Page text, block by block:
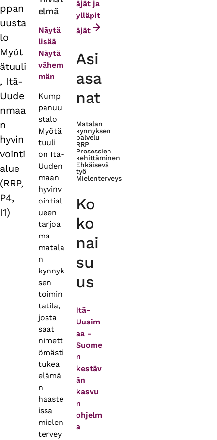
tabs
ppan
uusta
lo
Myöt
ätuuli
, Itä-
Uude
nmaa
n
hyvin
vointi
alue
(RRP,
P4,
I1)
elmä
Näytä
lisää
Näytä
vähem
män
Kump
panuu
stalo
Myötä
tuuli
on Itä-
Uuden
maan
hyvinv
ointial
ueen
tarjoa
ma
matala
n
kynnyk
sen
toimin
tatila,
josta
saat
nimett
ömästi
tukea
elämä
n
haaste
issa
mielen
tervey
äjät ja
ylläpit
äjät
Asi
asa
nat
Matalan
kynnyksen
palvelu
RRP
Prosessien
kehittäminen
Ehkäisevä
työ
Mielenterveys
Ko
ko
nai
su
us
Itä-
Uusim
aa -
Suome
n
kestäv
än
kasvu
n
ohjelm
a